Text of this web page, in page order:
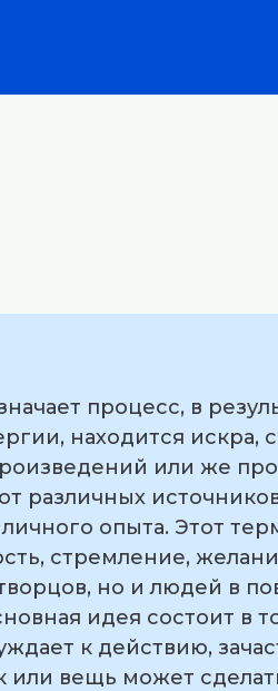
процесс, в
находится искра,
или же
различных
опыта. Этот
стремление,
но и людей в
идея состоит в
к действию,
вещь может